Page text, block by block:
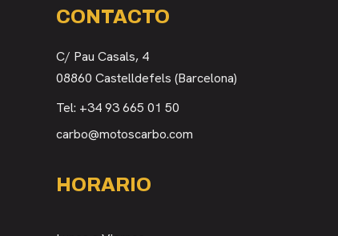
CONTACTO
C/ Pau Casals, 4
08860 Castelldefels (Barcelona)
Tel: +34 93 665 01 50
carbo@motoscarbo.com
HORARIO